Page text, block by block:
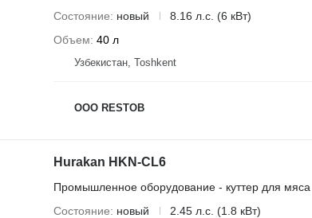
Состояние
новый
8.16 л.с. (6 кВт)
Объем 40 л
Узбекистан, Тоshkent
OOO RESTOB
Hurakan HKN-CL6
Промышленное оборудование - куттер для мяса
Состояние
новый 2.45 л.с. (1.8 кВт)